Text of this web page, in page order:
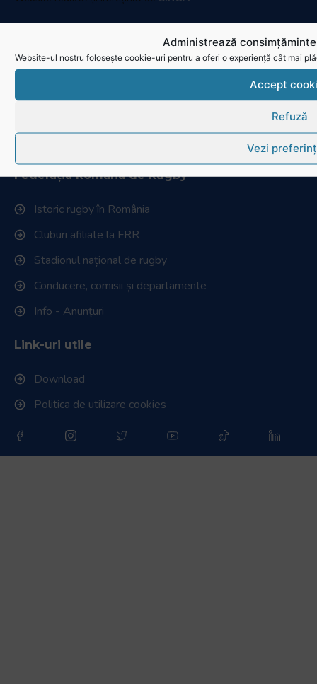
Administrează
Website-ul nostru folosește cookie-uri pentru a oferi o experiență cât mai
Accept
Refuză
Vezi
Ultimele știri
Federația Româna de Rugby
Istoric rugby în România
Cluburi afiliate la FRR
Stadionul național de rugby
Conducere, comisii și departamente
Info - Anunțuri
Link-uri utile
Download
Politica de utilizare cookies